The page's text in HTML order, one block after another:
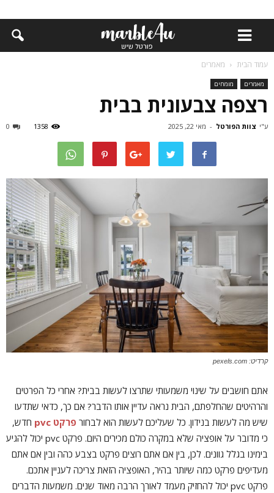
עמוד הבית מאמרים
מאמרים מומחים
רצפה צבעונית בבית
ע"י צוות הפורטל - מאי 22, 2025 0 1358
קרדיט: pexels.com
אתם חושבים על שינוי משמעותי שתרצו לעשות בבית? אחרי כל הפרטים
והרהיטים שהחלפתם, הבית נראה עדיין אותו הדבר? אם כך, כדאי שתדעו
שיש מה לעשות בנידון. כל שעליכם לעשות הוא לבחור פרקט pvc חדש,
כי מדובר על אופציה שלא במקרה כולם מכירים היום. פרקט pvc יכול להגיע
בימינו בגלל גוונים. לכן, בין אם אתם רוצים פרקט בצבע כהה ובין אם אתם
מעדיפים פרקט כמה שיותר בהיר, האופציה הזאת צריכה לעניין אתכם.
פרקט pvc יכול להחזיק מעמד לאורך הרבה מאוד שנים. משמעות הדברים